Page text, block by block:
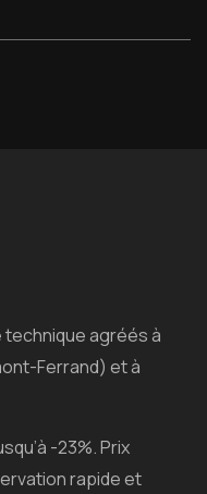
agréés à
Ferrand) et à
-23%. Prix
rapide et